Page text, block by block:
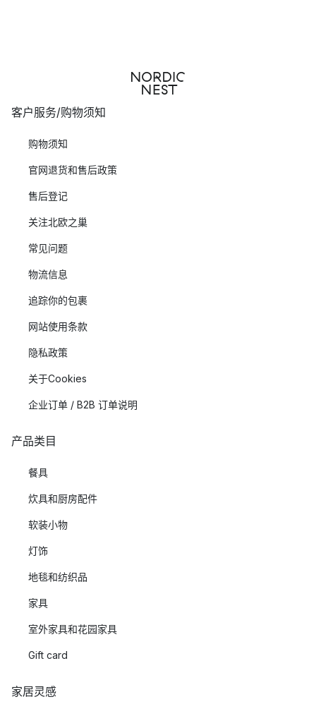
客户服务/购物须知
购物须知
官网退货和售后政策
售后登记
关注北欧之巢
常见问题
物流信息
追踪你的包裹
网站使用条款
隐私政策
关于Cookies
企业订单 / B2B 订单说明
产品类目
餐具
炊具和厨房配件
软装小物
灯饰
地毯和纺织品
家具
室外家具和花园家具
Gift card
家居灵感